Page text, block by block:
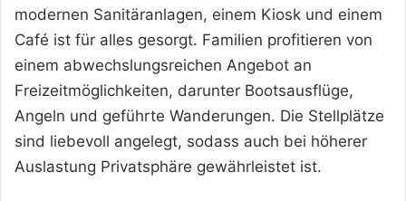
modernen Sanitäranlagen, einem Kiosk und einem
Café ist für alles gesorgt. Familien profitieren von
einem abwechslungsreichen Angebot an
Freizeitmöglichkeiten, darunter Bootsausflüge,
Angeln und geführte Wanderungen. Die Stellplätze
sind liebevoll angelegt, sodass auch bei höherer
Auslastung Privatsphäre gewährleistet ist.